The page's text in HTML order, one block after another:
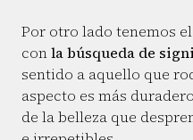
Por otro lado tenemos
conla búsqueda de
sentido a aquello que
aspecto es más
de la belleza que